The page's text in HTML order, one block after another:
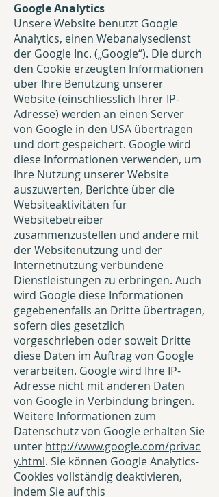
Google Analytics
Unsere Website benutzt Google
Analytics, einen Webanalysedienst
der Google Inc. („Google“). Die durch
den Cookie erzeugten Informationen
über Ihre Benutzung unserer
Website (einschliesslich Ihrer IP-
Adresse) werden an einen Server
von Google in den USA übertragen
und dort gespeichert. Google wird
diese Informationen verwenden, um
Ihre Nutzung unserer Website
auszuwerten, Berichte über die
Websiteaktivitäten für
Websitebetreiber
zusammenzustellen und andere mit
der Websitenutzung und der
Internetnutzung verbundene
Dienstleistungen zu erbringen. Auch
wird Google diese Informationen
gegebenenfalls an Dritte übertragen,
sofern dies gesetzlich
vorgeschrieben oder soweit Dritte
diese Daten im Auftrag von Google
verarbeiten. Google wird Ihre IP-
Adresse nicht mit anderen Daten
von Google in Verbindung bringen.
Weitere Informationen zum
Datenschutz von Google erhalten Sie
unter http://www.google.com/privac
y.html. Sie können Google Analytics-
Cookies vollständig deaktivieren,
indem Sie auf this